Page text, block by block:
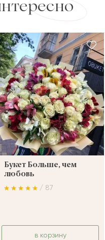
Букет Больше, чем
любовь
/ 87
в корзину